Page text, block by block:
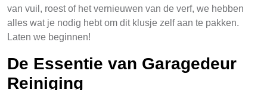
van vuil, roest of het vernieuwen van de verf, we hebben
alles wat je nodig hebt om dit klusje zelf aan te pakken.
Laten we beginnen!
De Essentie van Garagedeur
Reiniging